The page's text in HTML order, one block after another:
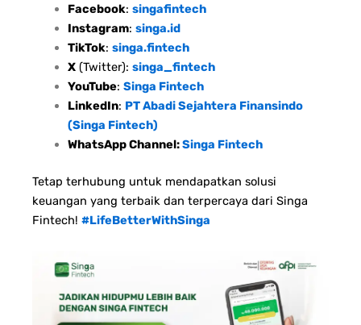
Facebook: singafintech
Instagram: singa.id
TikTok: singa.fintech
X(Twitter): singa_fintech
YouTube: Singa Fintech
LinkedIn: PT Abadi Sejahtera Finansindo
(Singa Fintech)
WhatsApp Channel:Singa Fintech
Tetap terhubung untuk mendapatkan solusi
keuangan yang terbaik dan terpercaya dari Singa
Fintech! #LifeBetterWithSinga